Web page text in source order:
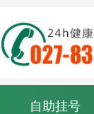
自助挂号